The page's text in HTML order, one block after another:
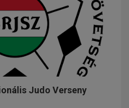
Judo Verseny